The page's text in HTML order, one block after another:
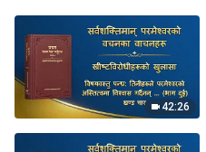
42:26